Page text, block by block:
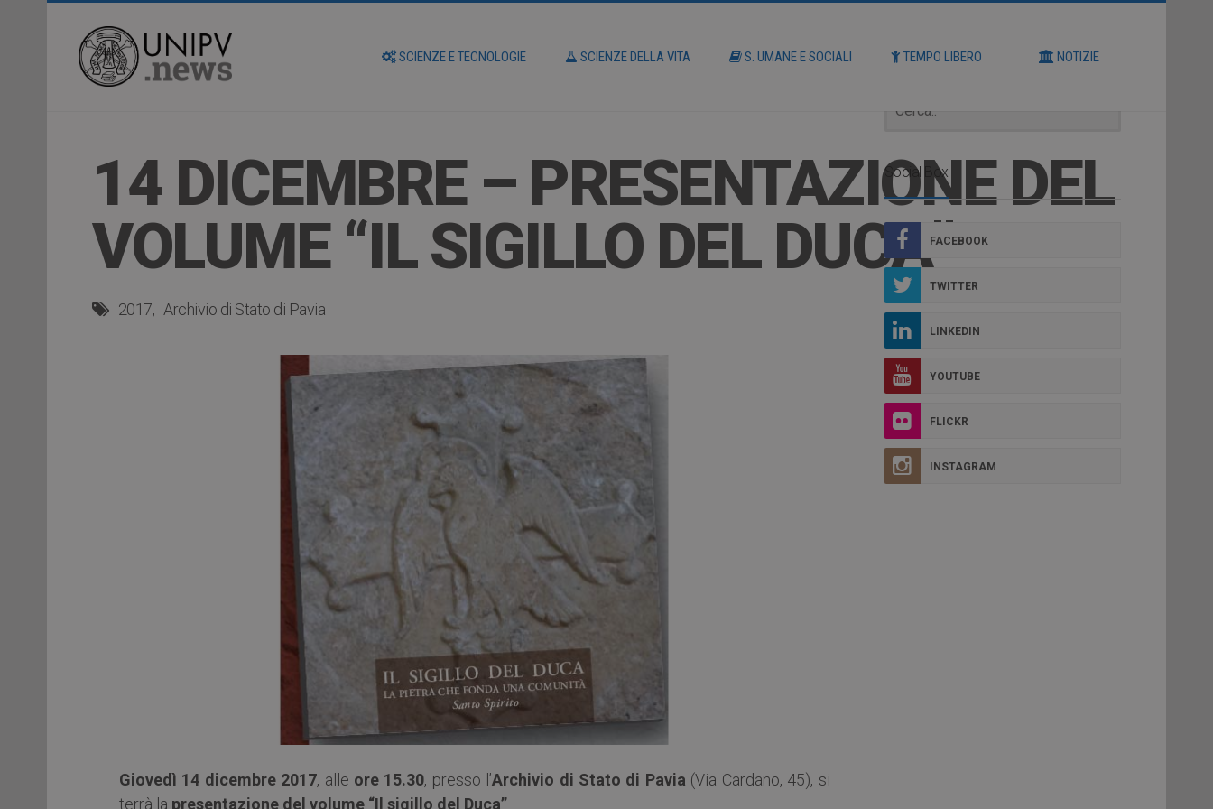
SCIENZE E TECNOLOGIE SCIENZE DELLA VITA S. UMANE E SOCIALI TEMPO LIBERO NOTIZIE
14 DICEMBRE – PRESENTAZIONE DEL
VOLUME “IL SIGILLO DEL DUCA”
2017 Archivio di Stato di Pavia
Giovedì 14 dicembre 2017, alle ore 15.30, presso l’Archivio di Stato di Pavia (Via Cardano, 45), si
terrà la presentazione del volume “Il sigillo del Duca”
Social Box
FACEBOOK
TWITTER
LINKEDIN
YOUTUBE
FLICKR
INSTAGRAM